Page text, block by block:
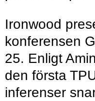
Ironwood
konferensen
25. Enligt
den första
inferenser